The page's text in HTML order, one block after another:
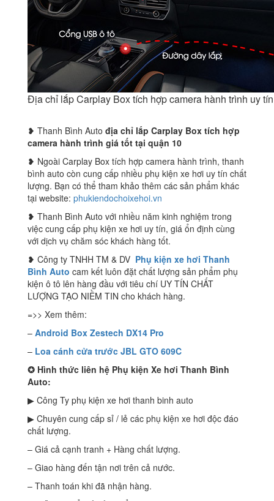
Địa chỉ lắp Carplay Box tích hợp camera hành trình uy
❥ Thanh Bình Auto địa chỉ lắp Carplay Box tích hợp
camera hành trình giá tốt tại quận 10
❥ Ngoài Carplay Box tích hợp camera hành trình, thanh
bình auto còn cung cấp nhiều phụ kiện xe hơi uy tín chất
lượng. Bạn có thể tham khảo thêm các sản phẩm khác
tại website: phukiendochoixehoi.vn
❥ Thanh Bình Auto với nhiều năm kinh nghiệm trong
việc cung cấp phụ kiện xe hơi uy tín, giá ổn định cùng
với dịch vụ chăm sóc khách hàng tốt.
❥ Công ty TNHH TM & DV Phụ kiện xe hơi Thanh
Bình Auto cam kết luôn đặt chất lượng sản phẩm phụ
kiện ô tô lên hàng đầu với tiêu chí UY TÍN CHẤT
LƯỢNG TẠO NIỀM TIN cho khách hàng.
=>> Xem thêm:
– Android Box Zestech DX14 Pro
– Loa cánh cửa trước JBL GTO 609C
✪ Hình thức liên hệ Phụ kiện Xe hơi Thanh Bình
Auto:
▶ Công Ty phụ kiện xe hơi thanh binh auto
▶ Chuyên cung cấp sỉ / lẻ các phụ kiện xe hơi độc đáo
chất lượng.
– Giá cả cạnh tranh + Hàng chất lượng.
– Giao hàng đến tận nơi trên cả nước.
– Thanh toán khi đã nhận hàng.